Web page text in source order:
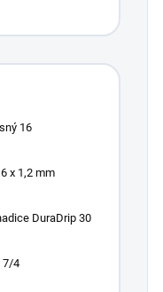
16
x 1,2 mm
DuraDrip 30
7/4